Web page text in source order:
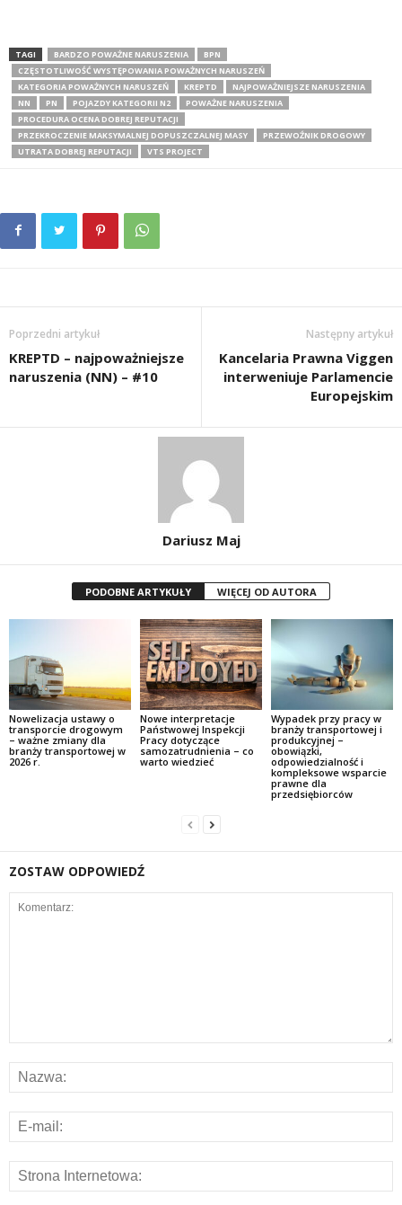
TAGI BARDZO POWAŻNE NARUSZENIA
BPN
CZĘSTOTLIWOŚĆ WYSTĘPOWANIA POWAŻNYCH NARUSZEŃ
KATEGORIA POWAŻNYCH NARUSZEŃ
KREPTD
NAJPOWAŻNIEJSZE NARUSZENIA
NN
PN POJAZDY KATEGORII N2
POWAŻNE NARUSZENIA
PROCEDURA OCENA DOBREJ REPUTACJI
PRZEKROCZENIE MAKSYMALNEJ DOPUSZCZALNEJ MASY
PRZEWOŹNIK DROGOWY
UTRATA DOBREJ REPUTACJI
VTS PROJECT
Poprzedni artykuł
KREPTD – najpoważniejsze
naruszenia (NN) – #10
Następny artykuł
Kancelaria Prawna Viggen
interweniuje Parlamencie
Europejskim
Dariusz Maj
PODOBNE ARTYKUŁY WIĘCEJ OD AUTORA
Nowelizacja ustawy o
transporcie drogowym
– ważne zmiany dla
branży transportowej w
2026 r.
Nowe interpretacje
Państwowej Inspekcji
Pracy dotyczące
samozatrudnienia – co
warto wiedzieć
Wypadek przy pracy w
branży transportowej i
produkcyjnej –
obowiązki,
odpowiedzialność i
kompleksowe wsparcie
prawne dla
przedsiębiorców
ZOSTAW ODPOWIEDŹ